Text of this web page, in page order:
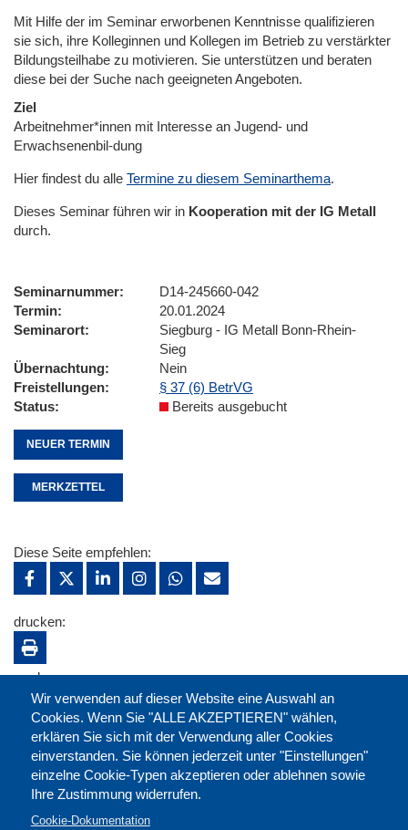
Mit Hilfe der im Seminar erworbenen Kenntnisse qualifizieren
sie sich, ihre Kolleginnen und Kollegen im Betrieb zu verstärkter
Bildungsteilhabe zu motivieren. Sie unterstützen und beraten
diese bei der Suche nach geeigneten Angeboten.
Ziel
Arbeitnehmer*innen mit Interesse an Jugend- und
Erwachsenenbil-dung
Hier findest du alle Termine zu diesem Seminarthema.
Dieses Seminar führen wir in Kooperation mit der IG Metall
durch.
Seminarnummer
D14-245660-042
Termin
20.01.2024
Seminarort
Siegburg - IG Metall Bonn-Rhein-
Sieg
Übernachtung
Nein
Freistellungen
§ 37 (6) BetrVG
Status
Bereits ausgebucht
NEUER TERMIN
MERKZETTEL
Wir verwenden auf dieser Website eine Auswahl an
Cookies. Wenn Sie "ALLE AKZEPTIEREN" wählen,
erklären Sie sich mit der Verwendung aller Cookies
einverstanden. Sie können jederzeit unter "Einstellungen"
einzelne Cookie-Typen akzeptieren oder ablehnen sowie
Ihre Zustimmung widerrufen.
Cookie-Dokumentation
Diese Seite empfehlen:
drucken:
merken: